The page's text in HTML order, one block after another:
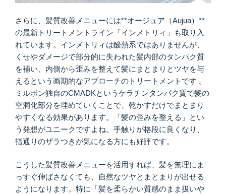
さらに、髪質改善メニューには**オージュア（Aujua）**
の最新トリートメントライン「インメトリィ」も取り入
れています。インメトリィは酸熱系ではありませんが、
くせやダメージで部分的に失われた髪内部のタンパク質
を補い、内側から歪みを整えて髪にまとまりとツヤを与
えるという画期的なアプローチのトリートメントです 。
ミルボン独自のCMADKというケラチンタンパク質で髪の
空洞化部分を埋めていくことで、乾かすだけでまとまり
やすくなる効果があります。「髪の歪みを整える」とい
う発想がユニークですよね。手触りが格段に良くなり、
指通りのザラつきが気になる方にも好評です。
こうした髪質改善メニューを活用すれば、髪を無理にま
っすぐ伸ばさなくても、自然なツヤとまとまりが出せる
ようになります。特に「髪を柔らかい質感のまま扱いや